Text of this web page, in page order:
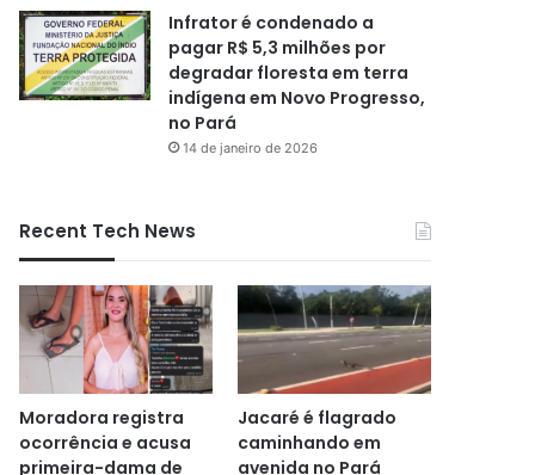
Infrator é condenado a
pagar R$ 5,3 milhões por
degradar floresta em terra
indígena em Novo Progresso,
no Pará
14 de janeiro de 2026
Recent Tech News
Moradora registra
ocorrência e acusa
primeira-dama de
Jacaré é flagrado
caminhando em
avenida no Pará